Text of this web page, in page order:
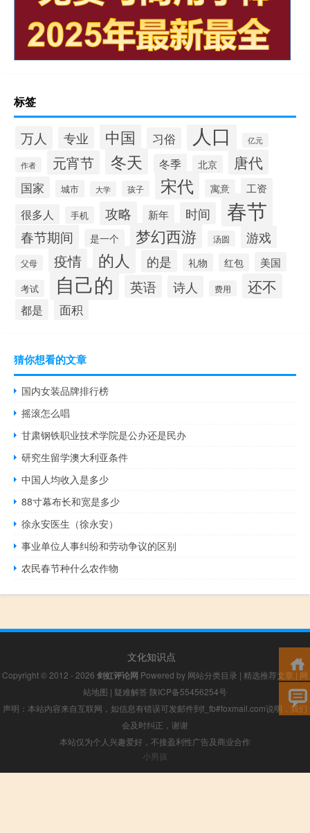
标签
万人 专业 中国 习俗 人口 亿元
作者 元宵节 冬天 冬季 北京 唐代
国家 城市 大学 孩子 宋代 寓意 工资
很多人 手机 攻略 新年 时间 春节
春节期间 是一个 梦幻西游 汤圆 游戏
父母 疫情 的人 的是 礼物 红包 美国
考试 自己的 英语 诗人 费用 还不
都是 面积
猜你想看的文章
国内女装品牌排行榜
摇滚怎么唱
甘肃钢铁职业技术学院是公办还是民办
研究生留学澳大利亚条件
中国人均收入是多少
88寸幕布长和宽是多少
徐永安医生（徐永安）
事业单位人事纠纷和劳动争议的区别
农民春节种什么农作物
文化知识点
Copyright © 2012 - 2026 剑虹评论网 Powered by 网站分类目录 | 精选推荐文章| 网
站地图 | 疑难解答 陕ICP备55456254号
声明：本站内容来自互联网，如信息有错误可发邮件到f_fb#foxmail.com说明，我们
会及时纠正，谢谢
本站仅为个人兴趣爱好，不接盈利性广告及商业合作
小男孩